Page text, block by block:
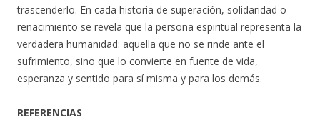
trascenderlo. En cada historia de superación, solidaridad o
renacimiento se revela que la persona espiritual representa la
verdadera humanidad: aquella que no se rinde ante el
sufrimiento, sino que lo convierte en fuente de vida,
esperanza y sentido para sí misma y para los demás.
REFERENCIAS